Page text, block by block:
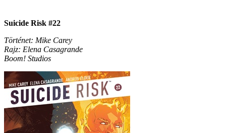
Suicide Risk #22
Történet: Mike Carey
Rajz: Elena Casagrande
Boom! Studios